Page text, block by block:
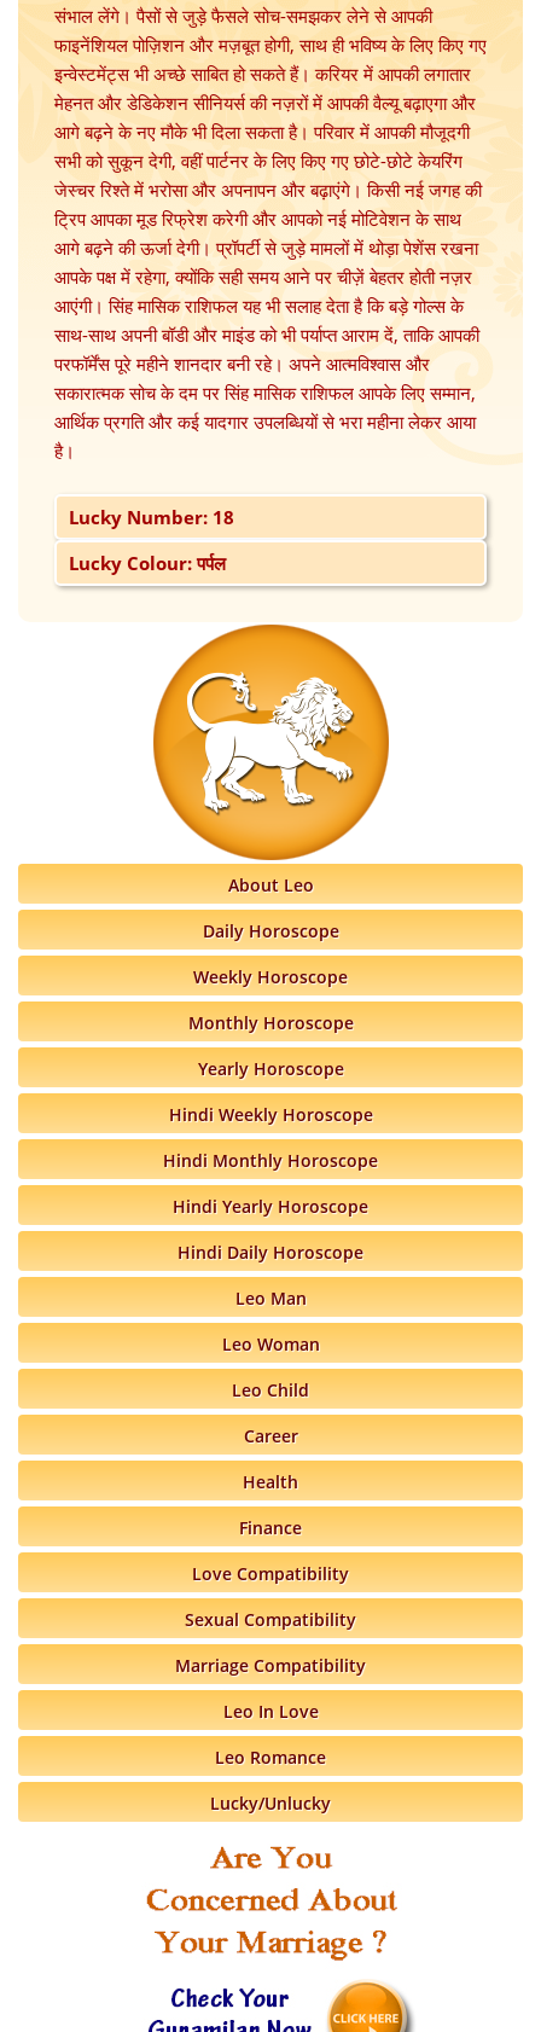
About Leo
Daily Horoscope
Weekly Horoscope
Monthly Horoscope
Yearly Horoscope
Hindi Weekly Horoscope
Hindi Monthly Horoscope
Hindi Yearly Horoscope
Hindi Daily Horoscope
Leo Man
Leo Woman
Leo Child
Career
Health
Finance
Love Compatibility
Sexual Compatibility
Marriage Compatibility
Leo In Love
Leo Romance
Lucky/Unlucky
संभाल लेंगे। पैसों से जुड़े फैसले सोच-समझकर लेने से आपकी
फाइनेंशियल पोज़िशन और मज़बूत होगी, साथ ही भविष्य के लिए किए गए
इन्वेस्टमेंट्स भी अच्छे साबित हो सकते हैं। करियर में आपकी लगातार
मेहनत और डेडिकेशन सीनियर्स की नज़रों में आपकी वैल्यू बढ़ाएगा और
आगे बढ़ने के नए मौके भी दिला सकता है। परिवार में आपकी मौजूदगी
सभी को सुकून देगी, वहीं पार्टनर के लिए किए गए छोटे-छोटे केयरिंग
जेस्चर रिश्ते में भरोसा और अपनापन और बढ़ाएंगे। किसी नई जगह की
ट्रिप आपका मूड रिफ्रेश करेगी और आपको नई मोटिवेशन के साथ
आगे बढ़ने की ऊर्जा देगी। प्रॉपर्टी से जुड़े मामलों में थोड़ा पेशेंस रखना
आपके पक्ष में रहेगा, क्योंकि सही समय आने पर चीज़ें बेहतर होती नज़र
आएंगी। सिंह मासिक राशिफल यह भी सलाह देता है कि बड़े गोल्स के
साथ-साथ अपनी बॉडी और माइंड को भी पर्याप्त आराम दें, ताकि आपकी
परफॉर्मेंस पूरे महीने शानदार बनी रहे। अपने आत्मविश्वास और
सकारात्मक सोच के दम पर सिंह मासिक राशिफल आपके लिए सम्मान,
आर्थिक प्रगति और कई यादगार उपलब्धियों से भरा महीना लेकर आया
है।
Lucky Number: 18
Lucky Colour: पर्पल